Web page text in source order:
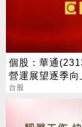
個股：華通
營運展望逐季向
台股